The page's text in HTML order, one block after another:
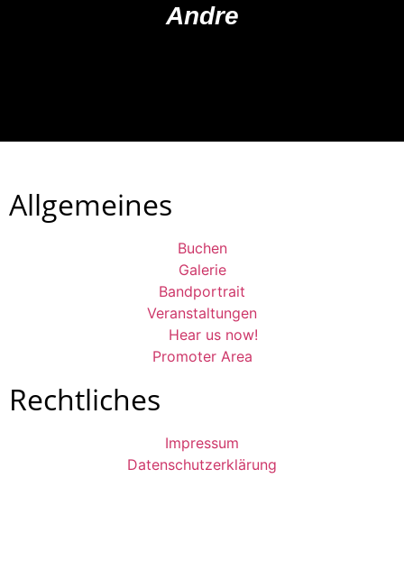
Andre
Allgemeines
Buchen
Galerie
Bandportrait
Veranstaltungen
Hear us now!
Promoter Area
Rechtliches
Impressum
Datenschutzerklärung